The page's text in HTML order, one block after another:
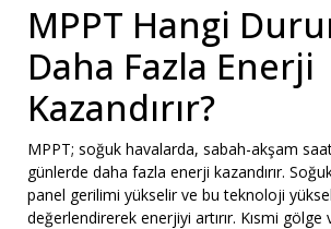
MPPT Hangi
Daha Fazla Enerji
Kazandırır?
MPPT; soğuk havalarda, sabah-akşam
günlerde daha fazla enerji kazandırır.
panel gerilimi yükselir ve bu teknoloji
değerlendirerek enerjiyi artırır. Kısmi gölge